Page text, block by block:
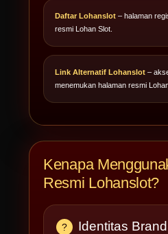
Daftar Lohanslot – halaman
resmi Lohan Slot.
Link Alternatif Lohanslot –
menemukan halaman resmi
Kenapa
Resmi Lohanslot?
Identitas